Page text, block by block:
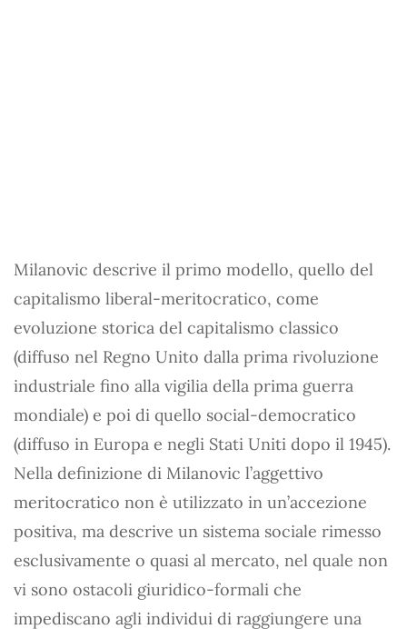
Milanovic descrive il primo modello, quello del
capitalismo liberal-meritocratico, come
evoluzione storica del capitalismo classico
(diffuso nel Regno Unito dalla prima rivoluzione
industriale fino alla vigilia della prima guerra
mondiale) e poi di quello social-democratico
(diffuso in Europa e negli Stati Uniti dopo il 1945).
Nella definizione di Milanovic l’aggettivo
meritocratico non è utilizzato in un’accezione
positiva, ma descrive un sistema sociale rimesso
esclusivamente o quasi al mercato, nel quale non
vi sono ostacoli giuridico-formali che
impediscano agli individui di raggiungere una